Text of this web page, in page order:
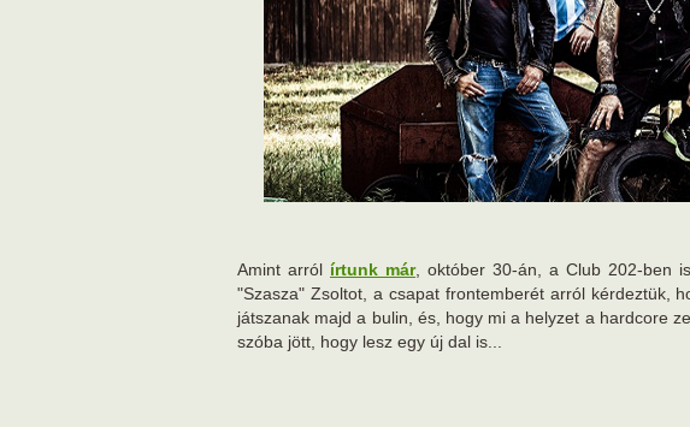
Amint arról írtunk már, október 30-án, a Club 202-ben
"Szasza" Zsoltot, a csapat frontemberét arról kérdeztük,
játszanak majd a bulin, és, hogy mi a helyzet a hardcore
szóba jött, hogy lesz egy új dal is...